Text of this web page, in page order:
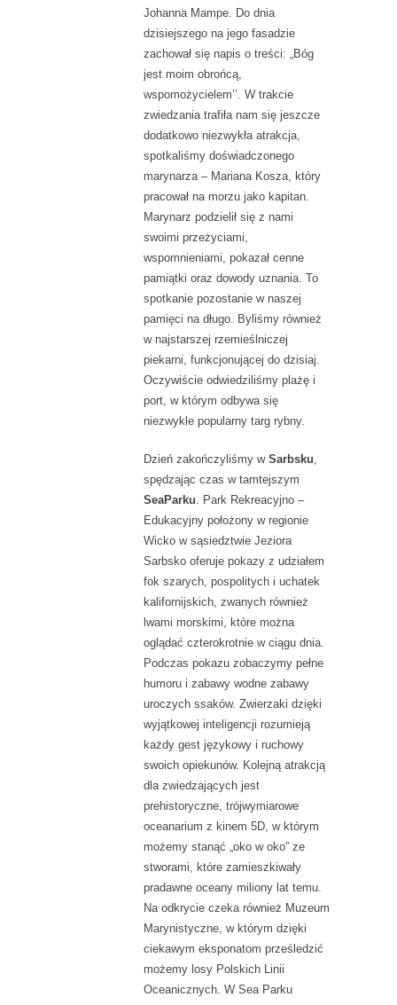
Johanna Mampe. Do dnia
dzisiejszego na jego fasadzie
zachował się napis o treści: „Bóg
jest moim obrońcą,
wspomożycielem’’. W trakcie
zwiedzania trafiła nam się jeszcze
dodatkowo niezwykła atrakcja,
spotkaliśmy doświadczonego
marynarza – Mariana Kosza, który
pracował na morzu jako kapitan.
Marynarz podzielił się z nami
swoimi przeżyciami,
wspomnieniami, pokazał cenne
pamiątki oraz dowody uznania. To
spotkanie pozostanie w naszej
pamięci na długo. Byliśmy również
w najstarszej rzemieślniczej
piekarni, funkcjonującej do dzisiaj.
Oczywiście odwiedziliśmy plażę i
port, w którym odbywa się
niezwykle popularny targ rybny.
Dzień zakończyliśmy w Sarbsku,
spędzając czas w tamtejszym
SeaParku. Park Rekreacyjno –
Edukacyjny położony w regionie
Wicko w sąsiedztwie Jeziora
Sarbsko oferuje pokazy z udziałem
fok szarych, pospolitych i uchatek
kalifornijskich, zwanych również
lwami morskimi, które można
oglądać czterokrotnie w ciągu dnia.
Podczas pokazu zobaczymy pełne
humoru i zabawy wodne zabawy
uroczych ssaków. Zwierzaki dzięki
wyjątkowej inteligencji rozumieją
każdy gest językowy i ruchowy
swoich opiekunów. Kolejną atrakcją
dla zwiedzających jest
prehistoryczne, trójwymiarowe
oceanarium z kinem 5D, w którym
możemy stanąć „oko w oko” ze
stworami, które zamieszkiwały
pradawne oceany miliony lat temu.
Na odkrycie czeka również Muzeum
Marynistyczne, w którym dzięki
ciekawym eksponatom prześledzić
możemy losy Polskich Linii
Oceanicznych. W Sea Parku